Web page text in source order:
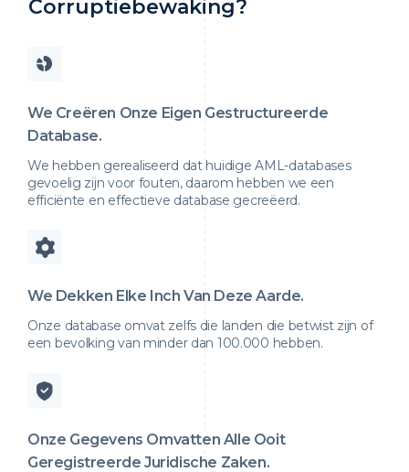
Corruptiebewaking?
We Creëren Onze Eigen Gestructureerde
Database.
We hebben gerealiseerd dat huidige AML-databases
gevoelig zijn voor fouten, daarom hebben we een
efficiënte en effectieve database gecreëerd.
We Dekken Elke Inch Van Deze Aarde.
Onze database omvat zelfs die landen die betwist zijn of
een bevolking van minder dan 100.000 hebben.
Onze Gegevens Omvatten Alle Ooit
Geregistreerde Juridische Zaken.